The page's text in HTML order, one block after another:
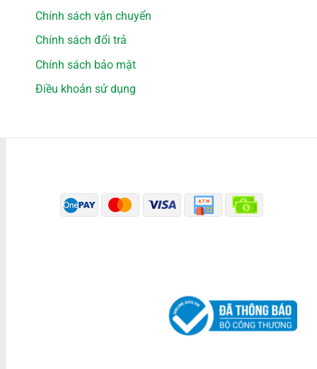
Chính sách vận chuyển
Chính sách đổi trả
Chính sách bảo mật
Điều khoản sử dụng